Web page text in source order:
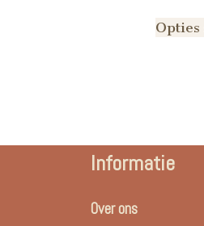
Informatie
Over ons